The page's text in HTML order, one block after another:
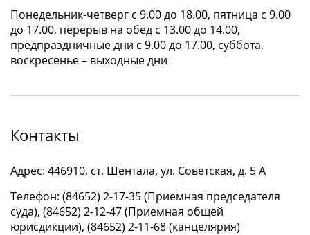
Понедельник-четверг с 9.00 до 18.00, пятница с 9.00
до 17.00, перерыв на обед с 13.00 до 14.00,
предпраздничные дни с 9.00 до 17.00, суббота,
воскресенье – выходные дни
Контакты
Адрес: 446910, ст. Шентала, ул. Советская, д. 5 А
Телефон: (84652) 2-17-35 (Приемная председателя
суда), (84652) 2-12-47 (Приемная общей
юрисдикции), (84652) 2-11-68 (канцелярия)